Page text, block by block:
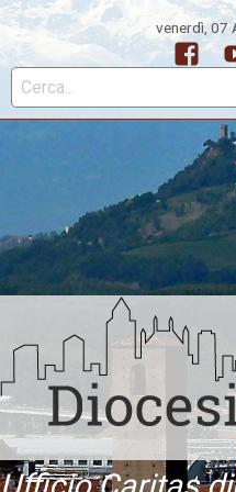
venerdì, 07